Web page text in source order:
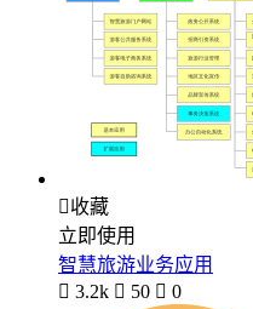
收藏
立即使用
智慧旅游业务应用
 3.2k  50  0